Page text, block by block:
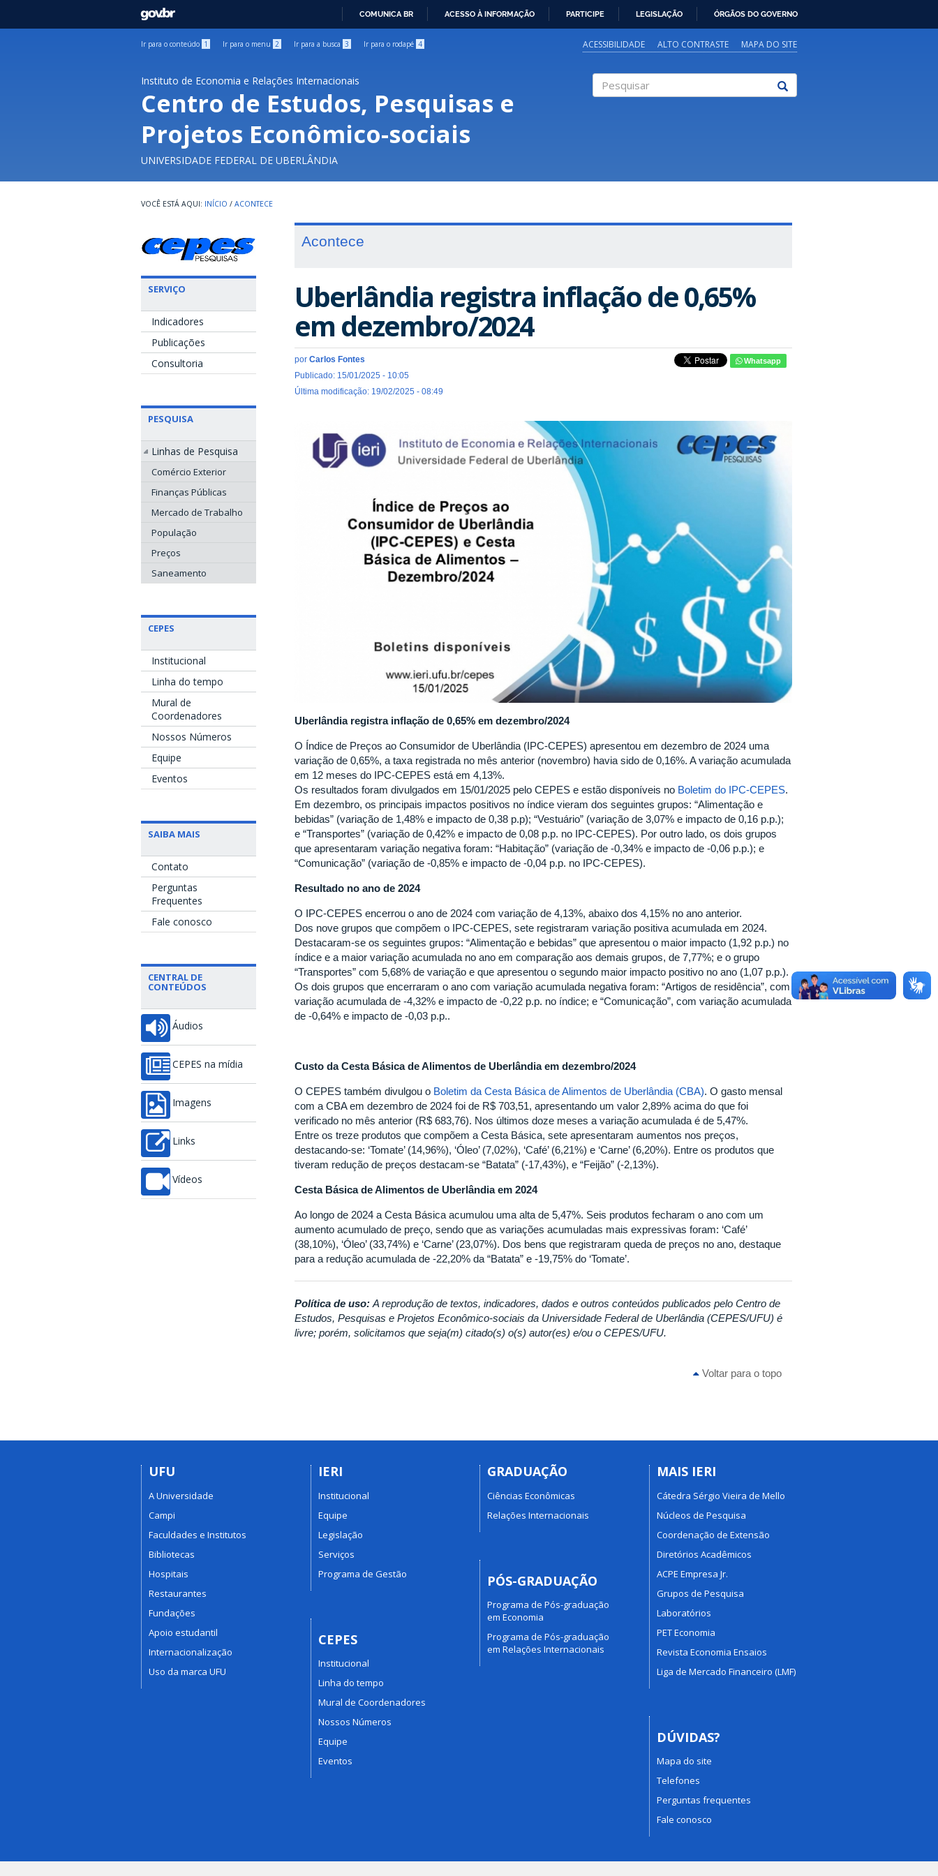
GOVBR
COMUNICA BR ACESSO À INFORMAÇÃO PARTICIPE LEGISLAÇÃO ÓRGÃOS DO GOVERNO
Ir para o conteúdo 1 Ir para o menu 2 Ir para a busca 3 Ir para o rodapé 4 ACESSIBILIDADE ALTO CONTRASTE MAPA DO SITE
Instituto de Economia e Relações Internacionais
Centro de Estudos, Pesquisas e
Projetos Econômico-sociais
UNIVERSIDADE FEDERAL DE UBERLÂNDIA
INÍCIO / ACONTECE
SERVIÇO
Indicadores
Publicações
Consultoria
PESQUISA
Linhas de Pesquisa
Comércio Exterior
Finanças Públicas
Mercado de Trabalho
População
Preços
Saneamento
CEPES
Institucional
Linha do tempo
Mural de
Coordenadores
Nossos Números
Equipe
Eventos
SAIBA MAIS
Contato
Perguntas
Frequentes
Fale conosco
CENTRAL DE
CONTEÚDOS
Áudios
CEPES na mídia
Imagens
Links
Vídeos
Acontece
Uberlândia registra inflação de 0,65%
em dezembro/2024
por Carlos Fontes
Publicado: 15/01/2025 - 10:05
Última modificação: 19/02/2025 - 08:49
Whatsapp
Uberlândia registra inflação de 0,65% em dezembro/2024
O Índice de Preços ao Consumidor de Uberlândia (IPC-CEPES) apresentou em dezembro de 2024 uma
variação de 0,65%, a taxa registrada no mês anterior (novembro) havia sido de 0,16%. A variação acumulada
em 12 meses do IPC-CEPES está em 4,13%.
Os resultados foram divulgados em 15/01/2025 pelo CEPES e estão disponíveis no Boletim do IPC-CEPES.
Em dezembro, os principais impactos positivos no índice vieram dos seguintes grupos: “Alimentação e
bebidas” (variação de 1,48% e impacto de 0,38 p.p); “Vestuário” (variação de 3,07% e impacto de 0,16 p.p.);
e “Transportes” (variação de 0,42% e impacto de 0,08 p.p. no IPC-CEPES). Por outro lado, os dois grupos
que apresentaram variação negativa foram: “Habitação” (variação de -0,34% e impacto de -0,06 p.p.); e
“Comunicação” (variação de -0,85% e impacto de -0,04 p.p. no IPC-CEPES).
Resultado no ano de 2024
O IPC-CEPES encerrou o ano de 2024 com variação de 4,13%, abaixo dos 4,15% no ano anterior.
Dos nove grupos que compõem o IPC-CEPES, sete registraram variação positiva acumulada em 2024.
Destacaram-se os seguintes grupos: “Alimentação e bebidas” que apresentou o maior impacto (1,92 p.p.) no
índice e a maior variação acumulada no ano em comparação aos demais grupos, de 7,77%; e o grupo
“Transportes” com 5,68% de variação e que apresentou o segundo maior impacto positivo no ano (1,07 p.p.).
Os dois grupos que encerraram o ano com variação acumulada negativa foram: “Artigos de residência”, com
variação acumulada de -4,32% e impacto de -0,22 p.p. no índice; e “Comunicação”, com variação acumulada
de -0,64% e impacto de -0,03 p.p..
Custo da Cesta Básica de Alimentos de Uberlândia em dezembro/2024
O CEPES também divulgou o Boletim da Cesta Básica de Alimentos de Uberlândia (CBA). O gasto mensal
com a CBA em dezembro de 2024 foi de R$ 703,51, apresentando um valor 2,89% acima do que foi
verificado no mês anterior (R$ 683,76). Nos últimos doze meses a variação acumulada é de 5,47%.
Entre os treze produtos que compõem a Cesta Básica, sete apresentaram aumentos nos preços,
destacando-se: ‘Tomate’ (14,96%), ‘Óleo’ (7,02%), ‘Café’ (6,21%) e ‘Carne’ (6,20%). Entre os produtos que
tiveram redução de preços destacam-se “Batata” (-17,43%), e “Feijão” (-2,13%).
Cesta Básica de Alimentos de Uberlândia em 2024
Ao longo de 2024 a Cesta Básica acumulou uma alta de 5,47%. Seis produtos fecharam o ano com um
aumento acumulado de preço, sendo que as variações acumuladas mais expressivas foram: ‘Café’
(38,10%), ‘Óleo’ (33,74%) e ‘Carne’ (23,07%). Dos bens que registraram queda de preços no ano, destaque
para a redução acumulada de -22,20% da “Batata” e -19,75% do ‘Tomate’.
Política de uso: A reprodução de textos, indicadores, dados e outros conteúdos publicados pelo Centro de
Estudos, Pesquisas e Projetos Econômico-sociais da Universidade Federal de Uberlândia (CEPES/UFU) é
livre; porém, solicitamos que seja(m) citado(s) o(s) autor(es) e/ou o CEPES/UFU.
Voltar para o topo
UFU
A Universidade
Campi
Faculdades e Institutos
Bibliotecas
Hospitais
Restaurantes
Fundações
Apoio estudantil
Internacionalização
Uso da marca UFU
IERI
Institucional
Equipe
Legislação
Serviços
Programa de Gestão
CEPES
Institucional
Linha do tempo
Mural de Coordenadores
Nossos Números
Equipe
Eventos
GRADUAÇÃO
Ciências Econômicas
Relações Internacionais
PÓS-GRADUAÇÃO
Programa de Pós-graduação
em Economia
Programa de Pós-graduação
em Relações Internacionais
MAIS IERI
Cátedra Sérgio Vieira de Mello
Núcleos de Pesquisa
Coordenação de Extensão
Diretórios Acadêmicos
ACPE Empresa Jr.
Grupos de Pesquisa
Laboratórios
PET Economia
Revista Economia Ensaios
Liga de Mercado Financeiro (LMF)
DÚVIDAS?
Mapa do site
Telefones
Perguntas frequentes
Fale conosco